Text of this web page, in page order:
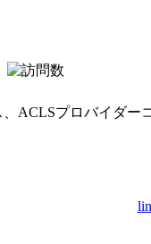
、ACLSプロバイダー